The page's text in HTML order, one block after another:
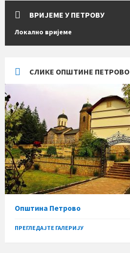
ВРИЈЕМЕ У ПЕТРОВУ
Локално вријеме
СЛИКЕ ОПШТИНЕ ПЕТРОВО
Општина Петрово
ПРЕГЛЕДАЈТЕ ГАЛЕРИЈУ